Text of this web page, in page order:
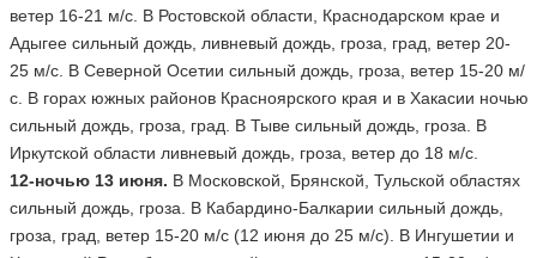
ветер 16-21 м/с. В Ростовской области, Краснодарском крае и
Адыгее сильный дождь, ливневый дождь, гроза, град, ветер 20-
25 м/с. В Северной Осетии сильный дождь, гроза, ветер 15-20 м/
с. В горах южных районов Красноярского края и в Хакасии ночью
сильный дождь, гроза, град. В Тыве сильный дождь, гроза. В
Иркутской области ливневый дождь, гроза, ветер до 18 м/с.
12-ночью 13 июня. В Московской, Брянской, Тульской областях
сильный дождь, гроза. В Кабардино-Балкарии сильный дождь,
гроза, град, ветер 15-20 м/с (12 июня до 25 м/с). В Ингушетии и